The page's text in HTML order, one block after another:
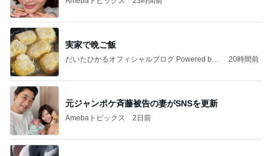
実家で晩ご飯
だいたひかるオフィシャルブログ Powered by
20時間前
元ジャンポケ斉藤被告の妻がSNSを更新
Amebaトピックス 2日前